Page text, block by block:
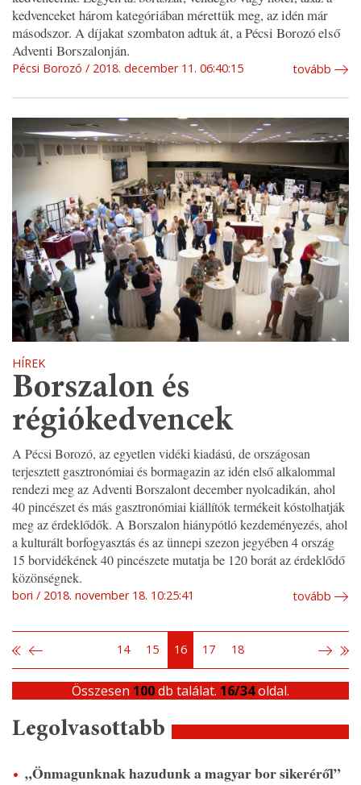
kedvenceket három kategóriában mérettük meg, az idén már
másodszor. A díjakat szombaton adtuk át, a Pécsi Borozó első
Adventi Borszalonján.
Pécsi Borozó 2018. december 11. 06:40:15 tovább
HÍREK
Borszalon és
régiókedvencek
A Pécsi Borozó, az egyetlen vidéki kiadású, de országosan
terjesztett gasztronómiai és bormagazin az idén első alkalommal
rendezi meg az Adventi Borszalont december nyolcadikán, ahol
40 pincészet és más gasztronómiai kiállítók termékeit kóstolhatják
meg az érdeklődők. A Borszalon hiánypótló kezdeményezés, ahol
a kulturált borfogyasztás és az ünnepi szezon jegyében 4 ország
15 borvidékének 40 pincészete mutatja be 120 borát az érdeklődő
közönségnek.
bori 2018. november 18. 10:25:41 tovább
14 15 16 17 18
Összesen 100db találat. 16/34oldal.
Legolvasottabb
„Önmagunknak hazudunk a magyar bor sikeréről”